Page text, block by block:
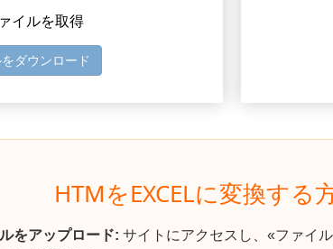
イルを取得
ダウンロード
HTMをEXCELに変換する
をアップロード: サイトにアクセスし、«ファイ